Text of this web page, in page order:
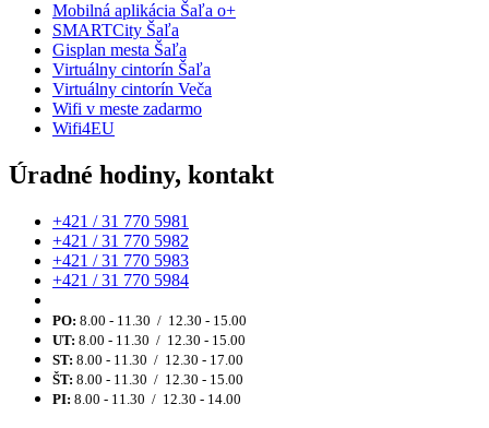
Mobilná aplikácia Šaľa o+
SMARTCity Šaľa
Gisplan mesta Šaľa
Virtuálny cintorín Šaľa
Virtuálny cintorín Veča
Wifi v meste zadarmo
Wifi4EU
Úradné hodiny, kontakt
+421 / 31 770 5981
+421 / 31 770 5982
+421 / 31 770 5983
+421 / 31 770 5984
PO: 8.00 - 11.30 / 12.30 - 15.00
UT: 8.00 - 11.30 / 12.30 - 15.00
ST: 8.00 - 11.30 / 12.30 - 17.00
ŠT: 8.00 - 11.30 / 12.30 - 15.00
PI: 8.00 - 11.30 / 12.30 - 14.00